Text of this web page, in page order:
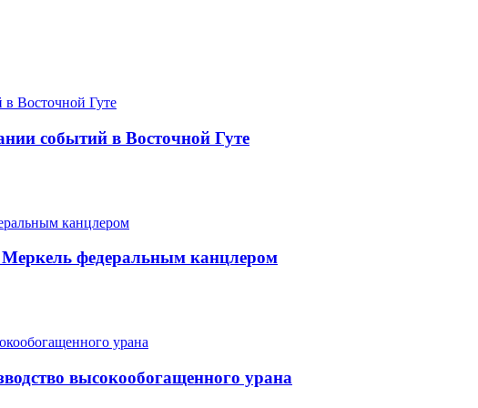
событий в Восточной Гуте
федеральным канцлером
высокообогащенного урана